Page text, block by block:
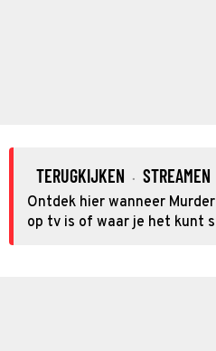
TERUGKIJKEN · STREAMEN
Ontdek hier wanneer
op tv is of waar je het kunt